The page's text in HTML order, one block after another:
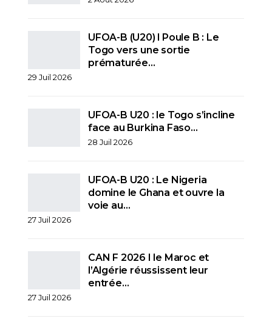
UFOA-B (U20) l Poule B : Le
Togo vers une sortie
prématurée…
29 Juil 2026
UFOA-B U20 : le Togo s’incline
face au Burkina Faso…
28 Juil 2026
UFOA-B U20 : Le Nigeria
domine le Ghana et ouvre la
voie au…
27 Juil 2026
CAN F 2026 I le Maroc et
l’Algérie réussissent leur
entrée…
27 Juil 2026